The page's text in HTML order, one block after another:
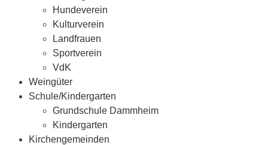
Hundeverein
Kulturverein
Landfrauen
Sportverein
VdK
Weingüter
Schule/Kindergarten
Grundschule Dammheim
Kindergarten
Kirchengemeinden